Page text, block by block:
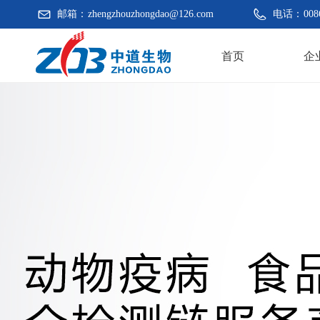
首页 企
邮箱： zhengzhouzhongdao@126.com 电话：